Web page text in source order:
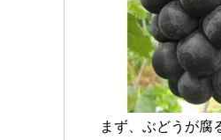
まず、ぶどうが腐